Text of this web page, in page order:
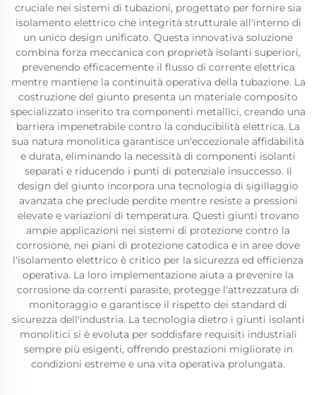
cruciale nei sistemi di tubazioni, progettato per fornire sia
isolamento elettrico che integrità strutturale all'interno di
un unico design unificato. Questa innovativa soluzione
combina forza meccanica con proprietà isolanti superiori,
prevenendo efficacemente il flusso di corrente elettrica
mentre mantiene la continuità operativa della tubazione. La
costruzione del giunto presenta un materiale composito
specializzato inserito tra componenti metallici, creando una
barriera impenetrabile contro la conducibilità elettrica. La
sua natura monolitica garantisce un'eccezionale affidabilità
e durata, eliminando la necessità di componenti isolanti
separati e riducendo i punti di potenziale insuccesso. Il
design del giunto incorpora una tecnologia di sigillaggio
avanzata che preclude perdite mentre resiste a pressioni
elevate e variazioni di temperatura. Questi giunti trovano
ampie applicazioni nei sistemi di protezione contro la
corrosione, nei piani di protezione catodica e in aree dove
l'isolamento elettrico è critico per la sicurezza ed efficienza
operativa. La loro implementazione aiuta a prevenire la
corrosione da correnti parasite, protegge l'attrezzatura di
monitoraggio e garantisce il rispetto dei standard di
sicurezza dell'industria. La tecnologia dietro i giunti isolanti
monolitici si è evoluta per soddisfare requisiti industriali
sempre più esigenti, offrendo prestazioni migliorate in
condizioni estreme e una vita operativa prolungata.